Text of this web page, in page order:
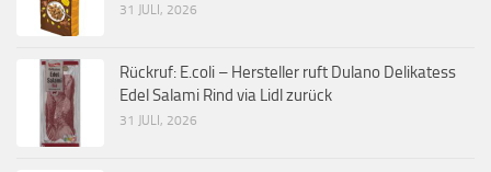
31 JULI, 2026
Rückruf: E.coli – Hersteller ruft Dulano Delikatess
Edel Salami Rind via Lidl zurück
31 JULI, 2026